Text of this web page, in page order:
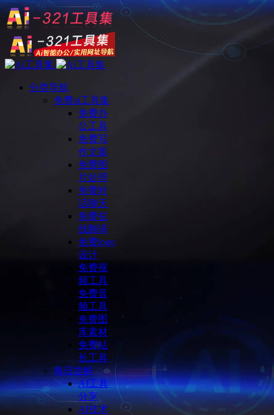
分类导航
免费ai工具集
免费办
公工具
免费写
作文案
免费图
片处理
免费对
话聊天
免费在
线翻译
免费logo
设计
免费视
频工具
免费音
频工具
免费图
库素材
免费站
长工具
每日尝鲜
AI工具
分享
AI技术